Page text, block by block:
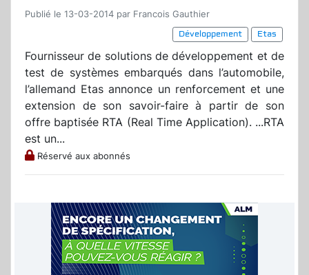
Publié le 13-03-2014 par Francois Gauthier
Développement
Etas
Fournisseur de solutions de développement et de
test de systèmes embarqués dans l’automobile,
l’allemand Etas annonce un renforcement et une
extension de son savoir-faire à partir de son
offre baptisée RTA (Real Time Application). ...RTA
est un...
Réservé aux abonnés